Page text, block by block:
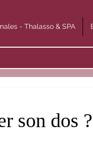
- Thalasso & SPA
son dos ?